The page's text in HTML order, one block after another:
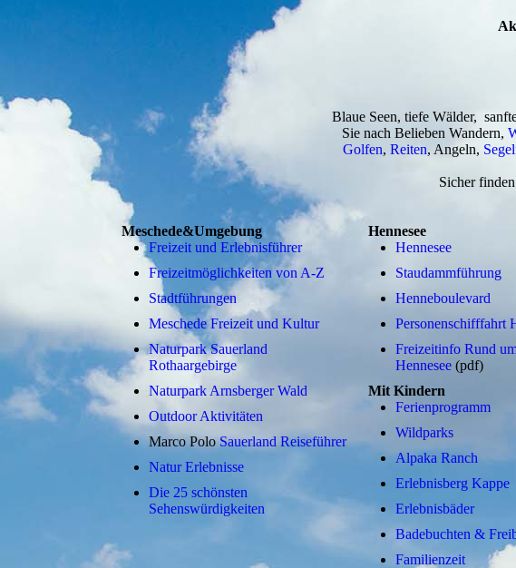
Blaue Seen, tiefe Wälder,
Sie nach Belieben Wandern,
Golfen, Reiten, Angeln,
Sicher
Meschede&Umgebung
Freizeit und Erlebnisführer
Freizeitmöglichkeiten von A-Z
Stadtführungen
Meschede Freizeit und Kultur
Naturpark Sauerland
Rothaargebirge
Naturpark Arnsberger Wald
Outdoor Aktivitäten
Marco PoloSauerland Reiseführer
Natur Erlebnisse
Die 25 schönsten
Sehenswürdigkeiten
Hennesee
Hennesee
Staudammführung
Henneboulevard
Personenschifffahrt
Freizeitinfo Rund
Hennesee (pdf)
Mit Kindern
Ferienprogramm
Wildparks
Alpaka Ranch
Erlebnisberg Kappe
Erlebnisbäder
Badebuchten &
Familienzeit